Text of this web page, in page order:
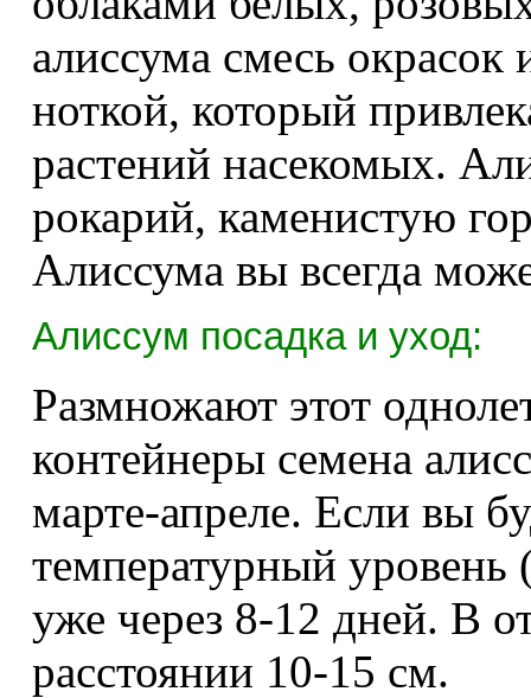
алиссума смесь
ноткой, который
растений насекомых.
рокарий, каменистую
Алиссума вы всегда
Алиссум посадка и уход:
Размножают этот
контейнеры семена
марте-апреле. Если вы
температурный уровень
уже через 8-12 дней. В
расстоянии 10-15 см.